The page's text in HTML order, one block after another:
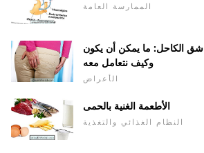
الممارسة العامة
شق الكاحل: ما يمكن أن يكون
وكيف نتعامل معه
الأعراض
الأطعمة الغنية بالحمى
النظام الغذائي والتغذية